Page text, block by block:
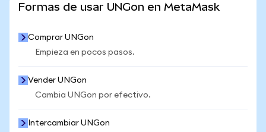
Formas de usar UNGon en MetaMask
Comprar UNGon
Empieza en pocos pasos.
Vender UNGon
Cambia UNGon por efectivo.
Intercambiar UNGon